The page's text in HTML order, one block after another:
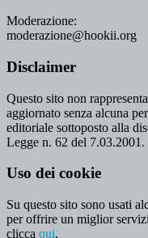
Moderazione:
moderazione@hookii.org
Disclaimer
Questo sito non
aggiornato senza alcuna
editoriale sottoposto alla
Legge n. 62 del 7.03.2001.
Uso dei cookie
Su questo sito sono usati
per offrire un miglior
clicca qui.